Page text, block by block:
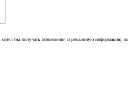
бы получать обновления и рекламную информацию,